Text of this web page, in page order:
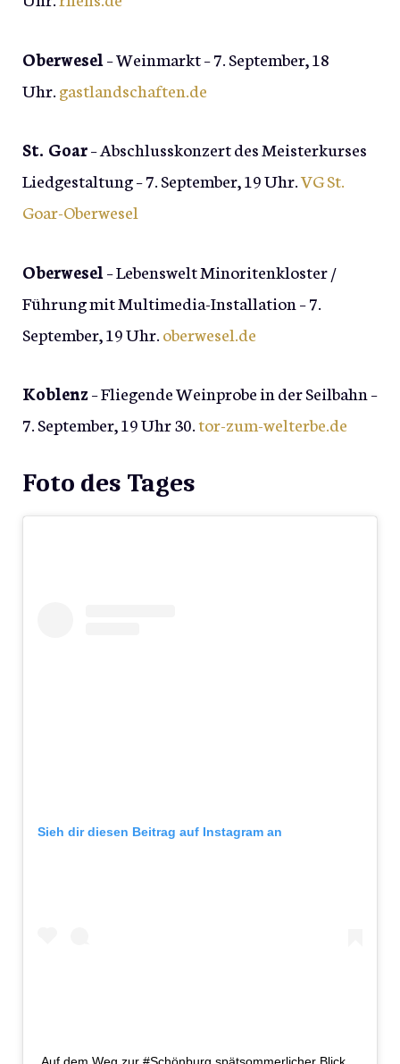
Oberwesel– Weinmarkt – 7. September, 18
Uhr.gastlandschaften.de
St. Goar– Abschlusskonzert des Meisterkurses
Liedgestaltung – 7. September, 19 Uhr.VG St.
Goar-Oberwesel
Oberwesel– Lebenswelt Minoritenkloster /
Führung mit Multimedia-Installation – 7.
September, 19 Uhr.oberwesel.de
Koblenz– Fliegende Weinprobe in der Seilbahn –
7. September, 19 Uhr 30.tor-zum-welterbe.de
Foto des Tages
Sieh dir diesen Beitrag auf Instagram an